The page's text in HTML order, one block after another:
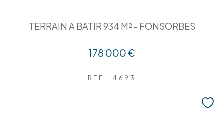
TERRAIN A BATIR 934 M² - FONSORBES
178 000 €
REF : 4693